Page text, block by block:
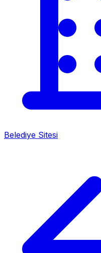
Belediye Sitesi